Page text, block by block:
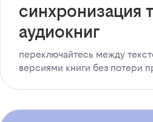
синхронизация
аудиокниг
переключайтесь между
версиями книги без потери